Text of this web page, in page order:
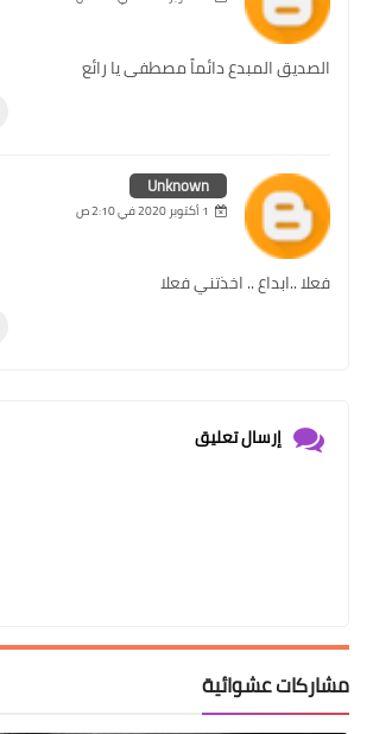
الصديق المبدع دائماً مصطفى يا رائع
Unknown
1 أكتوبر 2020 في 2:10 ص
فعلا ..ابداع .. اخذتني فعلا
إرسال تعليق
مشاركات عشوائية